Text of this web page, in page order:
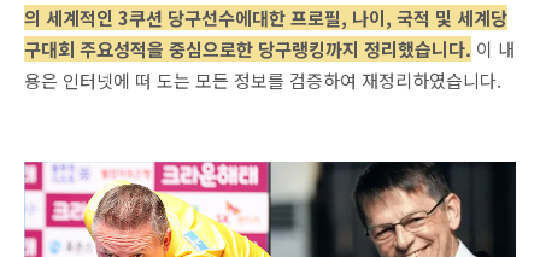
의 세계적인 3쿠션 당구선수에대한 프로필, 나이, 국적 및 세계당
구대회 주요성적을 중심으로한 당구랭킹까지 정리했습니다. 이 내
용은 인터넷에 떠 도는 모든 정보를 검증하여 재정리하였습니다.